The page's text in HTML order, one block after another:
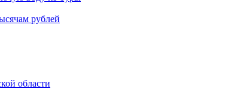
рублей
области